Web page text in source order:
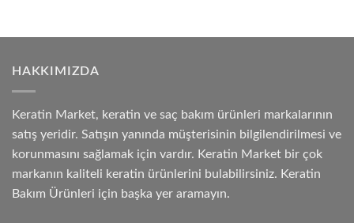
HAKKIMIZDA
Keratin Market, keratin ve saç bakım ürünleri markalarının
satış yeridir. Satışın yanında müşterisinin bilgilendirilmesi ve
korunmasını sağlamak için vardır. Keratin Market bir çok
markanın kaliteli keratin ürünlerini bulabilirsiniz. Keratin
Bakım Ürünleri için başka yer aramayın.